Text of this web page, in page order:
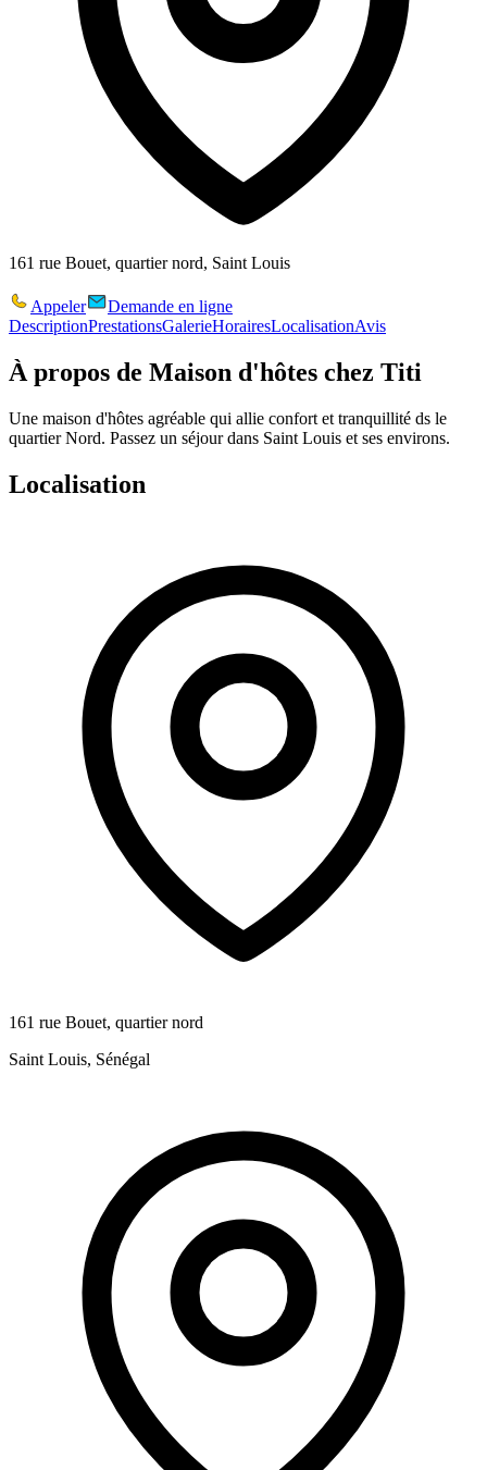
161 rue Bouet, quartier nord, Saint Louis
Appeler
Demande en ligne
DescriptionPrestationsGalerieHorairesLocalisationAvis
À propos de Maison d'hôtes chez Titi
Une maison d'hôtes agréable qui allie confort et tranquillité ds le
quartier Nord. Passez un séjour dans Saint Louis et ses environs.
Localisation
161 rue Bouet, quartier nord
Saint Louis, Sénégal